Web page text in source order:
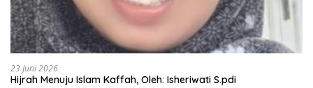
23 Juni 2026
Hijrah Menuju Islam Kaffah, Oleh: Isheriwati S.pdi